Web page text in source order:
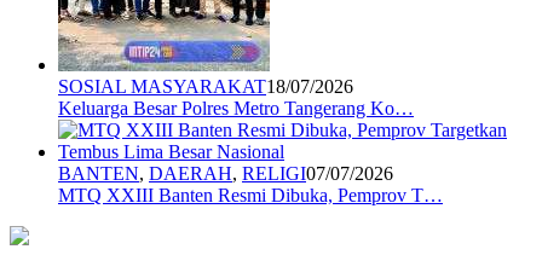
SOSIAL MASYARAKAT18/07/2026
Keluarga Besar Polres Metro Tangerang Ko…
BANTEN, DAERAH, RELIGI07/07/2026
MTQ XXIII Banten Resmi Dibuka, Pemprov T…